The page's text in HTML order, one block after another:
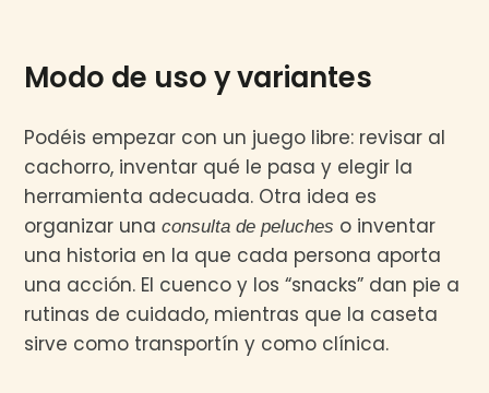
Modo de uso y variantes
Podéis empezar con un juego libre: revisar al
cachorro, inventar qué le pasa y elegir la
herramienta adecuada. Otra idea es
organizar unaconsulta de peluches o inventar
una historia en la que cada persona aporta
una acción. El cuenco y los “snacks” dan pie a
rutinas de cuidado, mientras que la caseta
sirve como transportín y como clínica.